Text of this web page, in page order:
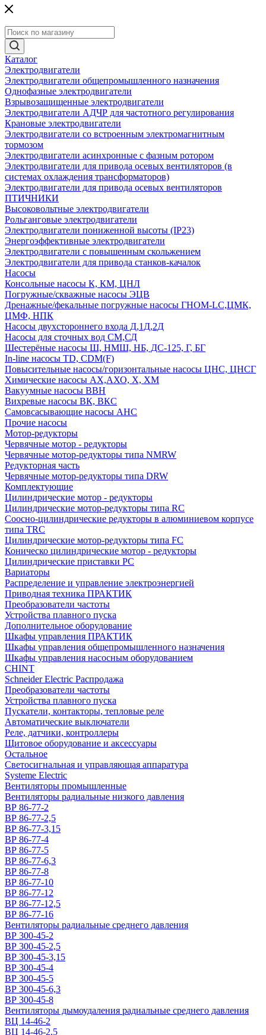
Каталог
Электродвигатели
Электродвигатели общепромышленного назначения
Однофазные электродвигатели
Взрывозащищенные электродвигатели
Электродвигатели АДЧР для частотного регулирования
Крановые электродвигатели
Электродвигатели со встроенным электромагнитным
тормозом
Электродвигатели асинхронные с фазным ротором
Электродвигатели для привода осевых вентиляторов (в
системах охлаждения трансформаторов)
Электродвигатели для привода осевых вентиляторов
ПТИЧНИКИ
Высоковольтные электродвигатели
Рольганговые электродвигатели
Электродвигатели пониженной высоты (IP23)
Энергоэффективные электродвигатели
Электродвигатели с повышенным скольжением
Электродвигатели для привода станков-качалок
Насосы
Консольные насосы К, КМ, ЦНЛ
Погружные/скважные насосы ЭЦВ
Дренажные/фекальные погружные насосы ГНОМ-LC,ЦМК,
ЦМФ, НПК
Насосы двухстороннего входа Д,1Д,2Д
Насосы для сточных вод СМ,СД
Шестерёные насосы Ш, НМШ, НБ, ДС-125, Г, БГ
In-line насосы TD, CDM(F)
Повысительные насосы/горизонтальные насосы ЦНС, ЦНСГ
Химические насосы АХ,АХО, Х, ХМ
Вакуумные насосы ВВН
Вихревые насосы ВК, ВКС
Самовсасывающие насосы АНС
Прочие насосы
Мотор-редукторы
Червячные мотор - редукторы
Червячные мотор-редукторы типа NMRW
Редукторная часть
Червячные мотор-редукторы типа DRW
Комплектующие
Цилиндрические мотор - редукторы
Цилиндрические мотор-редукторы типа RC
Соосно-цилиндрические редукторы в алюминиевом корпусе
типа TRC
Цилиндрические мотор-редукторы типа FC
Коническо цилиндрические мотор - редукторы
Цилиндрические приставки PC
Вариаторы
Распределение и управление электроэнергией
Приводная техника ПРАКТИК
Преобразователи частоты
Устройства плавного пуска
Дополнительное оборудование
Шкафы управления ПРАКТИК
Шкафы управления общепромышленного назначения
Шкафы управления насосным оборудованием
CHINT
Schneider Electric Распродажа
Преобразователи частоты
Устройства плавного пуска
Пускатели, контакторы, тепловые реле
Автоматические выключатели
Реле, датчики, контроллеры
Щитовое оборудование и аксессуары
Остальное
Светосигнальная и управляющая аппаратура
Systeme Electric
Вентиляторы промышленные
Вентиляторы радиальные низкого давления
ВР 86-77-2
ВР 86-77-2,5
ВР 86-77-3,15
ВР 86-77-4
ВР 86-77-5
ВР 86-77-6,3
ВР 86-77-8
ВР 86-77-10
ВР 86-77-12
ВР 86-77-12,5
ВР 86-77-16
Вентиляторы радиальные среднего давления
ВР 300-45-2
ВР 300-45-2,5
ВР 300-45-3,15
ВР 300-45-4
ВР 300-45-5
ВР 300-45-6,3
ВР 300-45-8
Вентиляторы дымоудаления радиальные среднего давления
ВЦ 14-46-2
ВЦ 14-46-2,5